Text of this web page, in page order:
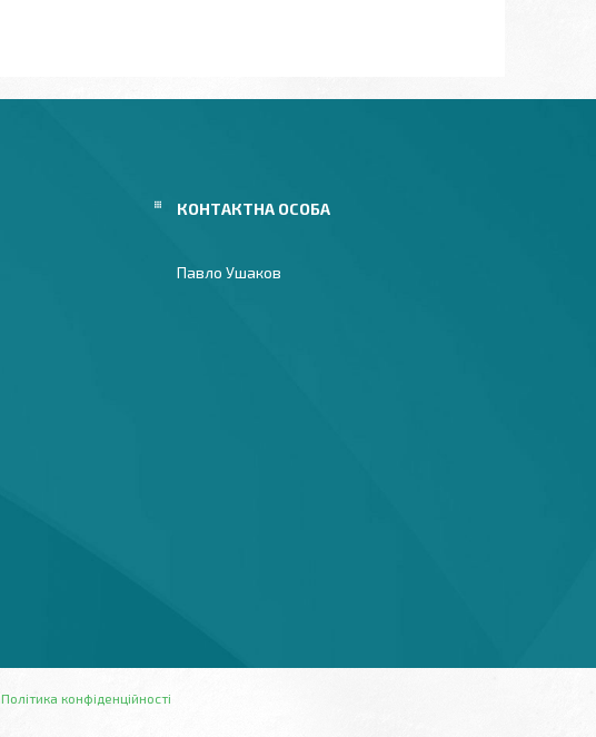
Павло Ушаков
Політика конфіденційності